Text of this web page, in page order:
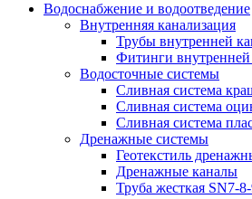
Водоснабжение и водоотведение
Внутренняя канализация
Трубы внутренней
Фитинги внутренней
Водосточные системы
Сливная система
Сливная система
Сливная система
Дренажные системы
Геотекстиль
Дренажные каналы
Труба жесткая SN7-